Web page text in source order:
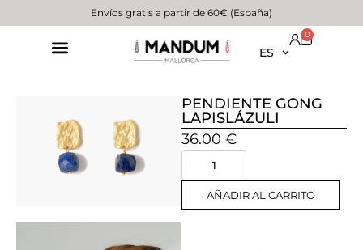
Envíos gratis a partir de 60€ (España)
ES
0
PENDIENTE GONG
LAPISLÁZULI
36.00 €
AÑADIR AL CARRITO